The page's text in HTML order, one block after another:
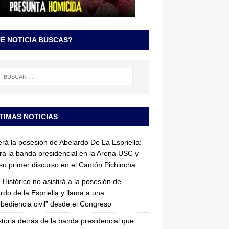
NOTICIA BUSCAS?
NOTICIAS
la posesión de Abelardo De La Espriella:
la banda presidencial en la Arena USC y
primer discurso en el Cantón Pichincha
Histórico no asistirá a la posesión de
de la Espriella y llama a una
civil” desde el Congreso
detrás de la banda presidencial que